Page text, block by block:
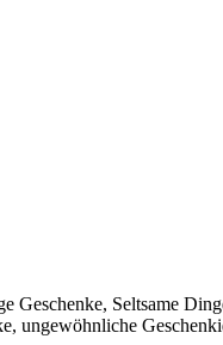
Geschenke, Seltsame
ungewöhnliche